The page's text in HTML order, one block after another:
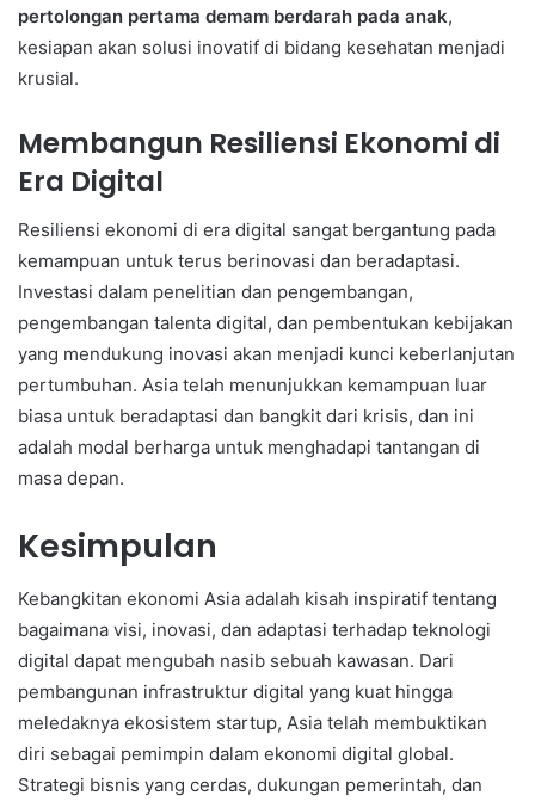
pertolongan pertama demam berdarah pada anak,
kesiapan akan solusi inovatif di bidang kesehatan menjadi
krusial.
Membangun Resiliensi Ekonomi di
Era Digital
Resiliensi ekonomi di era digital sangat bergantung pada
kemampuan untuk terus berinovasi dan beradaptasi.
Investasi dalam penelitian dan pengembangan,
pengembangan talenta digital, dan pembentukan kebijakan
yang mendukung inovasi akan menjadi kunci keberlanjutan
pertumbuhan. Asia telah menunjukkan kemampuan luar
biasa untuk beradaptasi dan bangkit dari krisis, dan ini
adalah modal berharga untuk menghadapi tantangan di
masa depan.
Kesimpulan
Kebangkitan ekonomi Asia adalah kisah inspiratif tentang
bagaimana visi, inovasi, dan adaptasi terhadap teknologi
digital dapat mengubah nasib sebuah kawasan. Dari
pembangunan infrastruktur digital yang kuat hingga
meledaknya ekosistem startup, Asia telah membuktikan
diri sebagai pemimpin dalam ekonomi digital global.
Strategi bisnis yang cerdas, dukungan pemerintah, dan